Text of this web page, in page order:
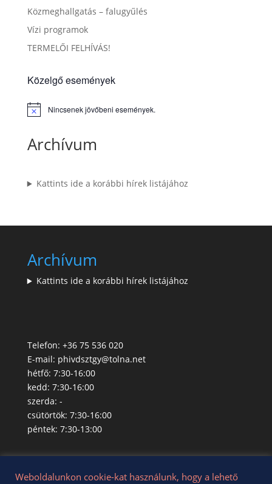
Közmeghallgatás – falugyűlés
Vízi programok
TERMELŐI FELHÍVÁS!
Közelgő események
Notice Nincsenek jövőbeni események.
Archívum
Kattints ide a korábbi hírek listájához
Archívum
Kattints ide a korábbi hírek listájához
Telefon: +36 75 536 020
E-mail: phivdsztgy@tolna.net
hétfő: 7:30-16:00
kedd: 7:30-16:00
szerda: -
csütörtök: 7:30-16:00
péntek: 7:30-13:00
Weboldalunkon cookie-kat használunk, hogy a lehető